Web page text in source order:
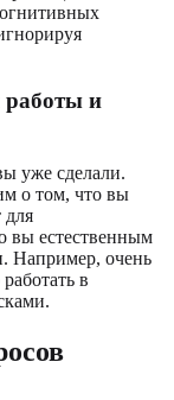
работы и
уже сделали.
о том, что вы
для
вы естественным
Например, очень
в